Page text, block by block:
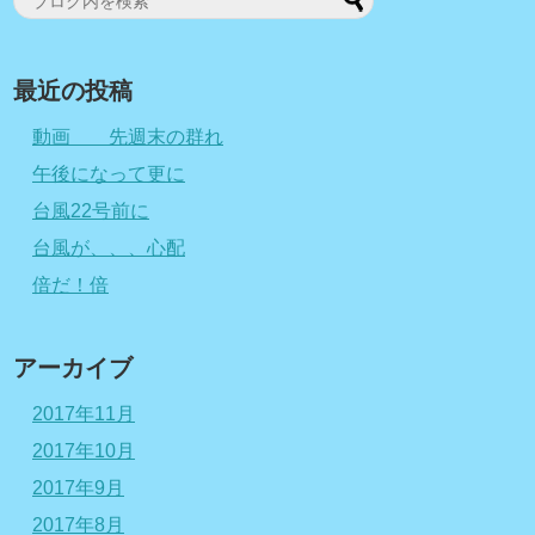
最近の投稿
動画 先週末の群れ
午後になって更に
台風22号前に
台風が、、、心配
倍だ！倍
アーカイブ
2017年11月
2017年10月
2017年9月
2017年8月